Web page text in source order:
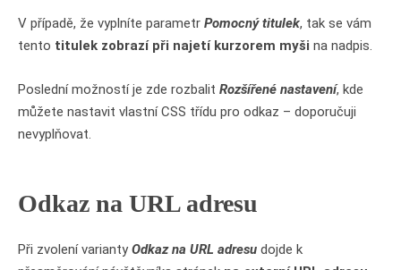
V případě, že vyplníte parametr Pomocný titulek, tak se vám
tento titulek zobrazí při najetí kurzorem myši na nadpis.
Poslední možností je zde rozbalit Rozšířené nastavení, kde
můžete nastavit vlastní CSS třídu pro odkaz – doporučuji
nevyplňovat.
Odkaz na URL adresu
Při zvolení variantyOdkaz na URL adresu dojde k